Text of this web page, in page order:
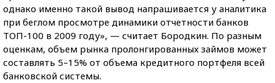
однако именно такой вывод напрашивается у аналитика
при беглом просмотре динамики отчетности банков
ТОП-100 в 2009 году», — считает Бородкин. По разным
оценкам, объем рынка пролонгированных займов может
составлять 5–15% от объема кредитного портфеля всей
банковской системы.